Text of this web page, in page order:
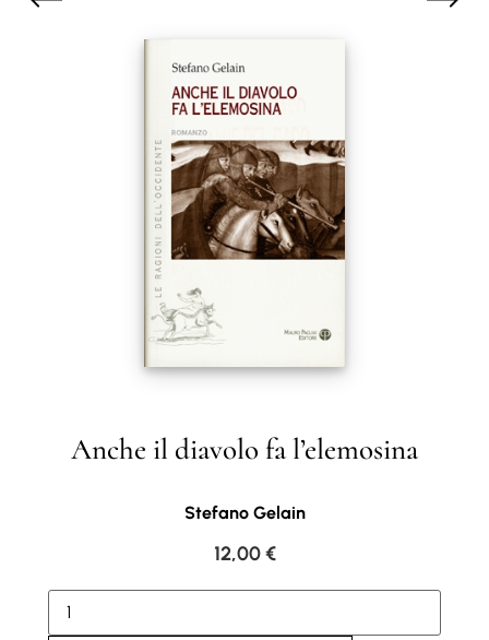
Anche il diavolo fa l’elemosina
Stefano Gelain
12,00€